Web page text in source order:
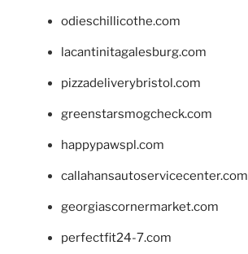
odieschillicothe.com
lacantinitagalesburg.com
pizzadeliverybristol.com
greenstarsmogcheck.com
happypawspl.com
callahansautoservicecenter.com
georgiascornermarket.com
perfectfit24-7.com